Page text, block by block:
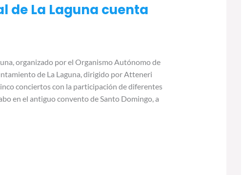
de La Laguna cuenta
organizado por el Organismo Autónomo de
de La Laguna, dirigido por Atteneri
conciertos con la participación de diferentes
en el antiguo convento de Santo Domingo, a